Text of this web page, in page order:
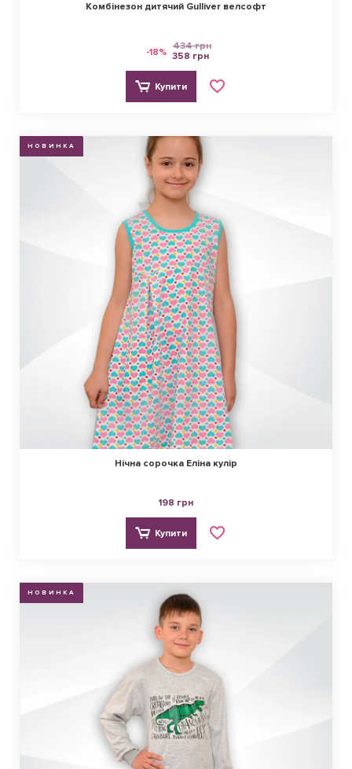
Комбінезон дитячий Gulliver велсофт
-18% 434 грн
358 грн
Купити
НОВИНКА
Нічна сорочка Еліна кулір
198 грн
Купити
НОВИНКА